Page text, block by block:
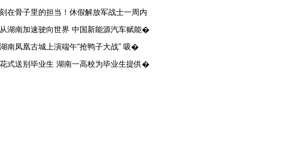
刻在骨子里的担当！休假解放军战士一周内
从湖南加速驶向世界 中国新能源汽车赋能�
湖南凤凰古城上演端午“抢鸭子大战” 吸�
花式送别毕业生 湖南一高校为毕业生提供�